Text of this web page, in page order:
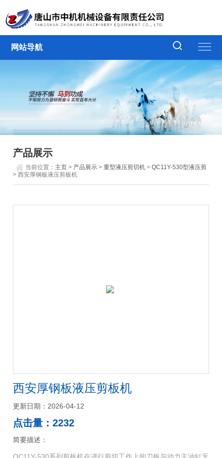
网站导航
产品展示
当前位置： 主页 > 产品展示 >重型液压剪切机 >QC11Y-530型液压剪
> 西安厚钢板液压剪板机
西安厚钢板液压剪板机
更新日期：2026-04-12
点击量：2232
简要描述：
QC11Y-530系列剪板机在进行剪切工作上的刀板与动力主油缸无